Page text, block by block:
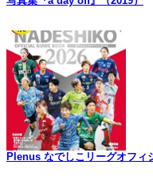
Plenus なでしこリーグオフィ